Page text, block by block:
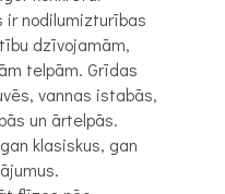
ir nodilumizturības
dzīvojamām,
telpām. Grīdas
vannas istabās,
un ārtelpās.
klasiskus, gan